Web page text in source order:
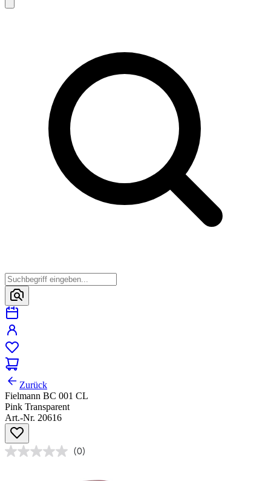
Zurück
Fielmann BC 001 CL
Pink Transparent
Art.-Nr. 20616
(0)